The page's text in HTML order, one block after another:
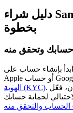
الاستثمار التلقائي
وفوائد مرنة
دليل شراء Santos FC Fan Token خطوة
بخطوة
وتحقق منه
ابدأ بإنشاء حساب على Bitrue باستخدام بريدك الإلكتروني أو معرف
الهوية (KYC). لمزيد من الأمان، فعّل Google 2FA، وأعدّ مفتاح
الحساب والتحقق منه